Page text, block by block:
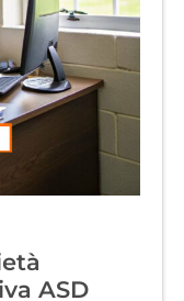
ASD